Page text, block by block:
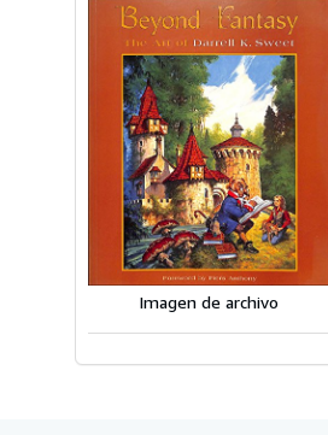
Imagen de archivo